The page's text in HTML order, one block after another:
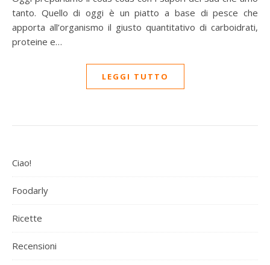
tanto. Quello di oggi è un piatto a base di pesce che
apporta all’organismo il giusto quantitativo di carboidrati,
proteine e…
LEGGI TUTTO
Ciao!
Foodarly
Ricette
Recensioni